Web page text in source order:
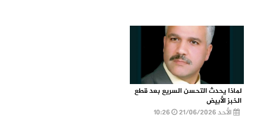
لماذا يحدث التحسن السريع بعد قطع
الخبز الأبيض
الأحد 21/06/2026